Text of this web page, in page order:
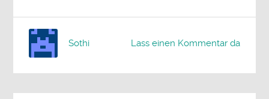
Lass einen Kommentar da
Sothi